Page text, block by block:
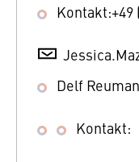
Kontakt:+49
Delf
Kontakt: